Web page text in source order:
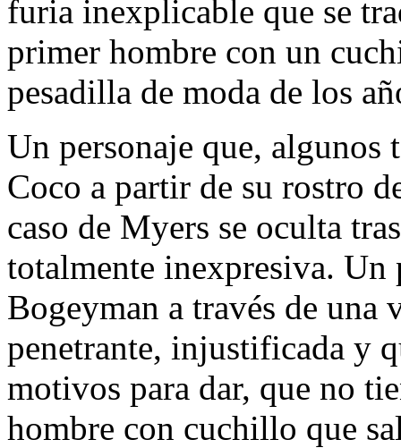
furia inexplicable que se
primer hombre con un
pesadilla de moda de los
Un personaje que, algunos
Coco a partir de su rostro
caso de Myers se oculta
totalmente inexpresiva. Un
Bogeyman a través de una
penetrante, injustificada y
motivos para dar, que no
hombre con cuchillo que